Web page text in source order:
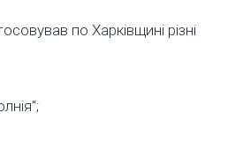
по Харківщині різні